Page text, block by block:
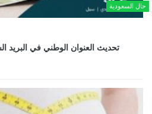
حال السعودية